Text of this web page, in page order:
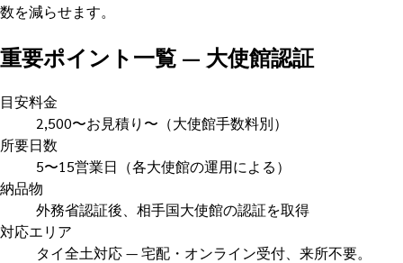
数を減らせます。
重要ポイント一覧 — 大使館認証
目安料金
2,500〜お見積り〜（大使館手数料別）
所要日数
5〜15営業日（各大使館の運用による）
納品物
外務省認証後、相手国大使館の認証を取得
対応エリア
タイ全土対応 — 宅配・オンライン受付、来所不要。